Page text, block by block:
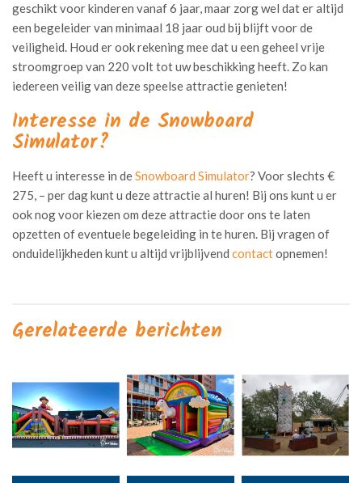
geschikt voor kinderen vanaf 6 jaar, maar zorg wel dat er altijd
een begeleider van minimaal 18 jaar oud bij blijft voor de
veiligheid. Houd er ook rekening mee dat u een geheel vrije
stroomgroep van 220 volt tot uw beschikking heeft. Zo kan
iedereen veilig van deze speelse attractie genieten!
Interesse in de Snowboard
Simulator?
Heeft u interesse in deSnowboard Simulator? Voor slechts €
275, – per dag kunt u deze attractie al huren! Bij ons kunt u er
ook nog voor kiezen om deze attractie door ons te laten
opzetten of eventuele begeleiding in te huren. Bij vragen of
onduidelijkheden kunt u altijd vrijblijvend contactopnemen!
Gerelateerde berichten